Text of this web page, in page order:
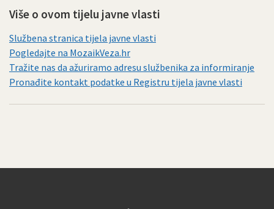
Više o ovom tijelu javne vlasti
Službena stranica tijela javne vlasti
Pogledajte na MozaikVeza.hr
Tražite nas da ažuriramo adresu službenika za informiranje
Pronađite kontakt podatke u Registru tijela javne vlasti